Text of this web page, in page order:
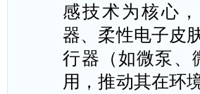
感技术为核心
器、柔性电子皮
行器（如微泵、
用，推动其在环